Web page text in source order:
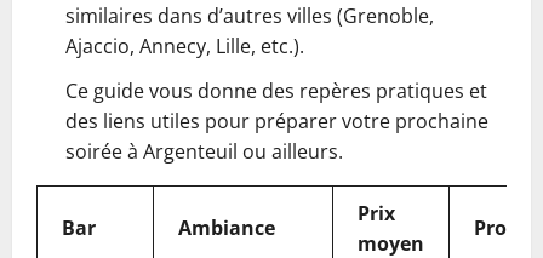
similaires dans d’autres villes (Grenoble,
Ajaccio, Annecy, Lille, etc.).
Ce guide vous donne des repères pratiques et
des liens utiles pour préparer votre prochaine
soirée à Argenteuil ou ailleurs.
Bar Ambiance
Prix
moyen